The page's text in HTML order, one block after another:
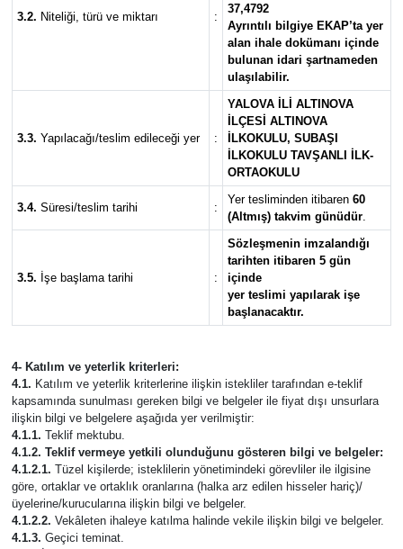
3.2. Niteliği, türü ve miktarı :
37,4792
Ayrıntılı bilgiye EKAP’ta yer
alan ihale dokümanı içinde
bulunan idari şartnameden
ulaşılabilir.
3.3. Yapılacağı/teslim edileceği yer :
YALOVA İLİ ALTINOVA
İLÇESİ ALTINOVA
İLKOKULU, SUBAŞI
İLKOKULU TAVŞANLI İLK-
ORTAOKULU
3.4. Süresi/teslim tarihi :
Yer tesliminden itibaren 60
(Altmış) takvim günüdür.
3.5. İşe başlama tarihi :
Sözleşmenin imzalandığı
tarihten itibaren 5 gün
içinde
yer teslimi yapılarak işe
başlanacaktır.
4- Katılım ve yeterlik kriterleri:
4.1. Katılım ve yeterlik kriterlerine ilişkin istekliler tarafından e-teklif
kapsamında sunulması gereken bilgi ve belgeler ile fiyat dışı unsurlara
ilişkin bilgi ve belgelere aşağıda yer verilmiştir:
4.1.1. Teklif mektubu.
4.1.2. Teklif vermeye yetkili olunduğunu gösteren bilgi ve belgeler:
4.1.2.1. Tüzel kişilerde; isteklilerin yönetimindeki görevliler ile ilgisine
göre, ortaklar ve ortaklık oranlarına (halka arz edilen hisseler hariç)/
üyelerine/kurucularına ilişkin bilgi ve belgeler.
4.1.2.2. Vekâleten ihaleye katılma halinde vekile ilişkin bilgi ve belgeler.
4.1.3. Geçici teminat.